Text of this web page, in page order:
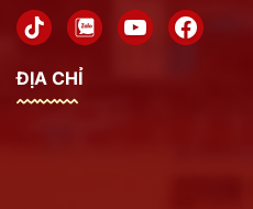
ĐỊA CHỈ